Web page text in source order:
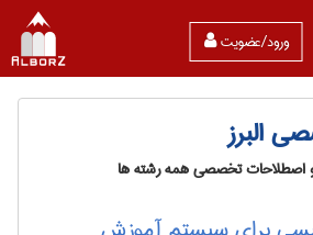
ورود/عضویت
البرز
اصطلاحات تخصصی همه رشته ها